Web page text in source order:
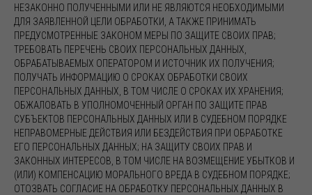
НЕЗАКОННО ПОЛУЧЕННЫМИ ИЛИ НЕ ЯВЛЯЮТСЯ НЕОБХОДИМЫМИ
ДЛЯ ЗАЯВЛЕННОЙ ЦЕЛИ ОБРАБОТКИ, А ТАКЖЕ ПРИНИМАТЬ
ПРЕДУСМОТРЕННЫЕ ЗАКОНОМ МЕРЫ ПО ЗАЩИТЕ СВОИХ ПРАВ;
ТРЕБОВАТЬ ПЕРЕЧЕНЬ СВОИХ ПЕРСОНАЛЬНЫХ ДАННЫХ,
ОБРАБАТЫВАЕМЫХ ОПЕРАТОРОМ И ИСТОЧНИК ИХ ПОЛУЧЕНИЯ;
ПОЛУЧАТЬ ИНФОРМАЦИЮ О СРОКАХ ОБРАБОТКИ СВОИХ
ПЕРСОНАЛЬНЫХ ДАННЫХ, В ТОМ ЧИСЛЕ О СРОКАХ ИХ ХРАНЕНИЯ;
ОБЖАЛОВАТЬ В УПОЛНОМОЧЕННЫЙ ОРГАН ПО ЗАЩИТЕ ПРАВ
СУБЪЕКТОВ ПЕРСОНАЛЬНЫХ ДАННЫХ ИЛИ В СУДЕБНОМ ПОРЯДКЕ
НЕПРАВОМЕРНЫЕ ДЕЙСТВИЯ ИЛИ БЕЗДЕЙСТВИЯ ПРИ ОБРАБОТКЕ
ЕГО ПЕРСОНАЛЬНЫХ ДАННЫХ; НА ЗАЩИТУ СВОИХ ПРАВ И
ЗАКОННЫХ ИНТЕРЕСОВ, В ТОМ ЧИСЛЕ НА ВОЗМЕЩЕНИЕ УБЫТКОВ И
(ИЛИ) КОМПЕНСАЦИЮ МОРАЛЬНОГО ВРЕДА В СУДЕБНОМ ПОРЯДКЕ;
ОТОЗВАТЬ СОГЛАСИЕ НА ОБРАБОТКУ ПЕРСОНАЛЬНЫХ ДАННЫХ В